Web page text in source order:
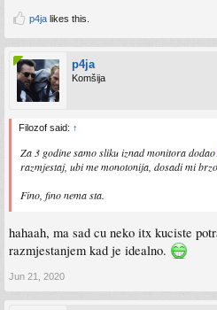
p4ja likes this.
p4ja
Komšija
Filozof said: ↑
Za 3 godine samo sliku iznad monitora
razmjestaj, ubi me monotonija, dosadi mi
Fino, fino nema sta.
hahaah, ma sad cu neko itx kuciste
razmjestanjem kad je idealno.
Jun 21, 2020